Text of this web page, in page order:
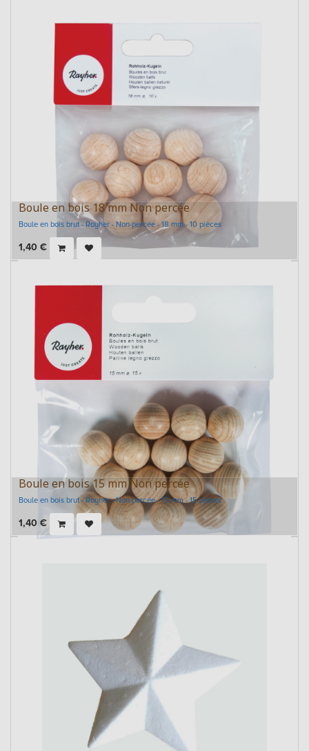
Boule en bois 18 mm Non percée
Boule en bois brut - Rayher - Non-percée - 18 mm - 10 pièces
1,40 €
Boule en bois 15 mm Non percée
Boule en bois brut - Rayher - Non-percée - 15 mm - 15 pièces
1,40 €